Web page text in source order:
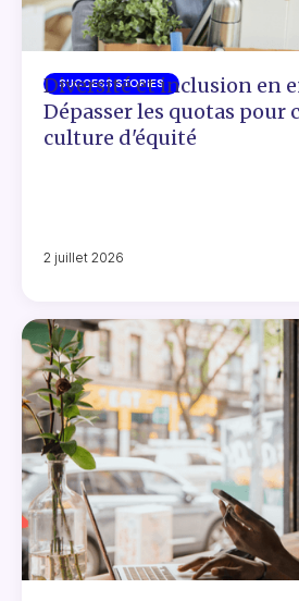
SUCCESS STORIES
Diversité et inclusion en
Dépasser les quotas pour
culture d'équité
2 juillet 2026